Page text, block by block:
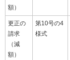
額）
更正の
請求
（減
額）
第10号の4
様式